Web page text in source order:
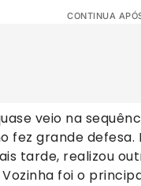
CONTINUA
veio na
fez grande
tarde, realizou
foi o